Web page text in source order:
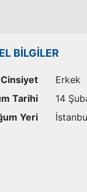
BİLGİLER
Cinsiyet
Erkek
Tarihi
14
Yeri